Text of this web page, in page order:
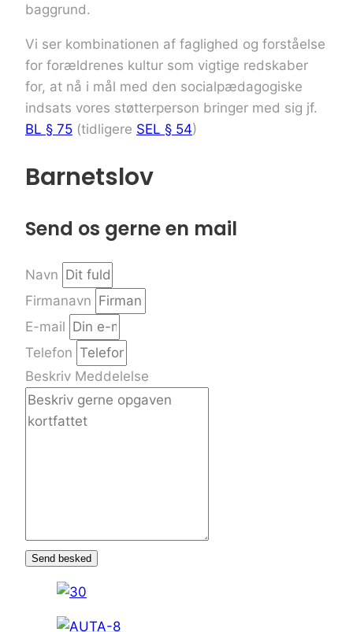
baggrund.
Vi ser kombinationen af faglighed og forståelse
for forældrenes kultur som vigtige redskaber
for, at nå i mål med den socialpædagogiske
indsats vores støtterperson bringer med sig jf.
BL § 75 (tidligere SEL § 54)
Barnetslov
Send os gerne en mail
Navn
Firmanavn
E-mail
Telefon
Beskriv Meddelelse
Send besked